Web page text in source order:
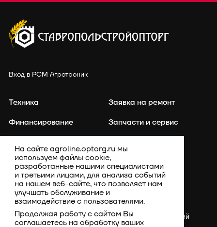
Вход в РСМ Агротроник
Техника
Финансирование
Каталог запасных частей
Компания
Заявка на ремонт
Запчасти и сервис
Акции
Россия, Ставропольский
На сайте agroline.optorg.ru мы
используем файлы cookie,
разработанные нашими специалистами
и третьими лицами, для анализа событий
на нашем веб-сайте, что позволяет нам
улучшать обслуживание и
взаимодействие с пользователями.
Продолжая работу с сайтом Вы
соглашаетесь на обработку ваших